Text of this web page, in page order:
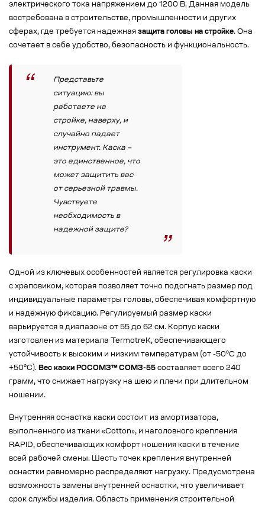
электрического тока напряжением до 1200 В. Данная модель
востребована в строительстве, промышленности и других
сферах, где требуется надежная защита головы на стройке. Она
сочетает в себе удобство, безопасность и функциональность.
Представьте
ситуацию: вы
работаете на
стройке, наверху, и
случайно падает
инструмент. Каска –
это единственное, что
может защитить вас
от серьезной травмы.
Чувствуете
необходимость в
надежной защите?
Одной из ключевых особенностей является регулировка каски
с храповиком, которая позволяет точно подогнать размер под
индивидуальные параметры головы, обеспечивая комфортную
и надежную фиксацию. Регулируемый размер каски
варьируется в диапазоне от 55 до 62 см. Корпус каски
изготовлен из материала TermotreK, обеспечивающего
устойчивость к высоким и низким температурам (от -50°C до
+50°C). Вес каски РОСОМЗ™ СОМЗ-55 составляет всего 240
грамм, что снижает нагрузку на шею и плечи при длительном
ношении.
Внутренняя оснастка каски состоит из амортизатора,
выполненного из ткани «Сotton», и наголовного крепления
RAPID, обеспечивающих комфорт ношения каски в течение
всей рабочей смены. Шесть точек крепления внутренней
оснастки равномерно распределяют нагрузку. Предусмотрена
возможность замены внутренней оснастки, что увеличивает
срок службы изделия. Область применения строительной